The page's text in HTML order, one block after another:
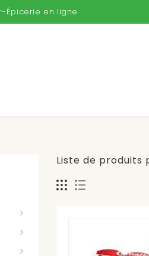
Épicerie en ligne
Liste de